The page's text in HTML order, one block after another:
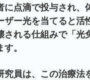
に点滴で投与され、
ザー光を当てると活
される仕組みで「光
。
究員は、この治療法